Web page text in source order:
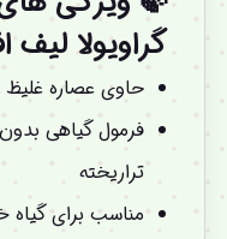
گراویولا لیف
حاوی عصاره غلیظ ۴:۱ برگ گراویولا با خلوص بالا
فرمول گیاهی بدون
تراریخته
مناسب برای گیاه